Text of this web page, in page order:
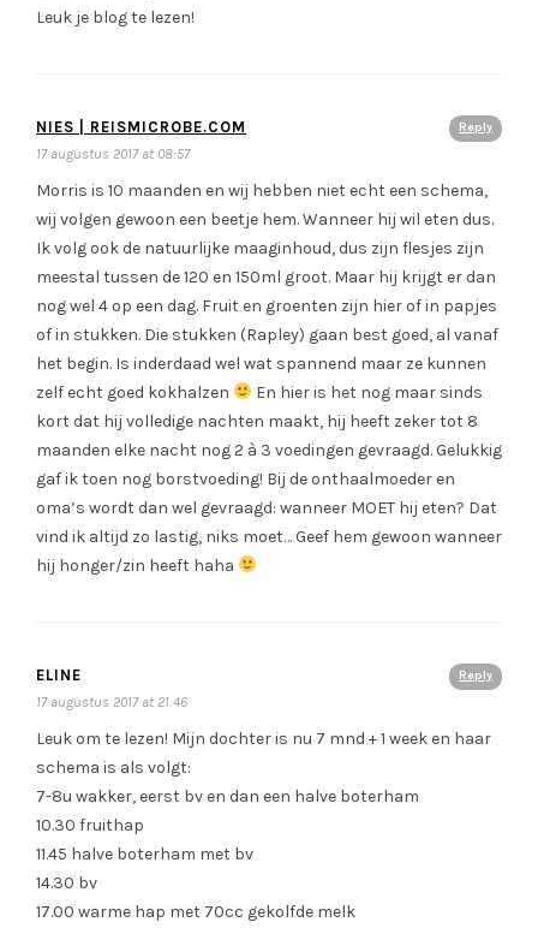
Leuk je blog te lezen!
Reply
NIES | REISMICROBE.COM
17 augustus 2017 at 08:57
Morris is 10 maanden en wij hebben niet echt een schema,
wij volgen gewoon een beetje hem. Wanneer hij wil eten dus.
Ik volg ook de natuurlijke maaginhoud, dus zijn flesjes zijn
meestal tussen de 120 en 150ml groot. Maar hij krijgt er dan
nog wel 4 op een dag. Fruit en groenten zijn hier of in papjes
of in stukken. Die stukken (Rapley) gaan best goed, al vanaf
het begin. Is inderdaad wel wat spannend maar ze kunnen
zelf echt goed kokhalzen
En hier is het nog maar sinds
kort dat hij volledige nachten maakt, hij heeft zeker tot 8
maanden elke nacht nog 2 à 3 voedingen gevraagd. Gelukkig
gaf ik toen nog borstvoeding! Bij de onthaalmoeder en
oma’s wordt dan wel gevraagd: wanneer MOET hij eten? Dat
vind ik altijd zo lastig, niks moet… Geef hem gewoon wanneer
hij honger/zin heeft haha
Reply
ELINE
17 augustus 2017 at 21:46
Leuk om te lezen! Mijn dochter is nu 7 mnd + 1 week en haar
schema is als volgt:
7-8u wakker, eerst bv en dan een halve boterham
10.30 fruithap
11.45 halve boterham met bv
14.30 bv
17.00 warme hap met 70cc gekolfde melk